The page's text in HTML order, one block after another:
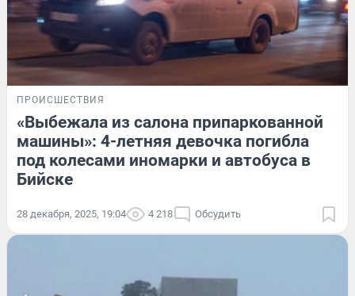
ПРОИСШЕСТВИЯ
«Выбежала из салона припаркованной
машины»: 4-летняя девочка погибла
под колесами иномарки и автобуса в
Бийске
28 декабря, 2025, 19:04 4 218 Обсудить